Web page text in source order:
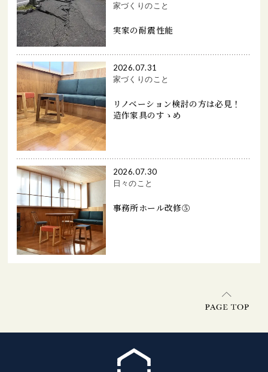
家づくりのこと
実家の耐震性能
2026.07.31
家づくりのこと
リノベーション検討の方は必見！
造作家具のすゝめ
2026.07.30
日々のこと
事務所ホール改修⑤